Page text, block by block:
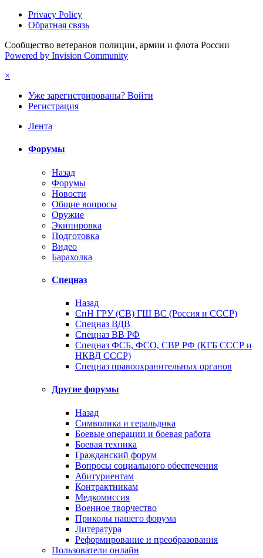
Privacy Policy
Обратная связь
Сообщество ветеранов полиции, армии и флота России
Powered by Invision Community
×
Уже зарегистрированы? Войти
Регистрация
Лента
Форумы
Назад
Форумы
Новости
Общие вопросы
Оружие
Экипировка
Подготовка
Видео
Барахолка
Спецназ
Назад
СпН ГРУ (СВ) ГШ ВС (Россия и СССР)
Спецназ ВДВ
Спецназ ВВ РФ
Спецназ ФСБ, ФСО, СВР РФ (КГБ СССР и
НКВД СССР)
Спецназ правоохранительных органов
Другие форумы
Назад
Символика и геральдика
Боевые операции и боевая работа
Боевая техника
Гражданский форум
Вопросы социального обеспечения
Абитуриентам
Контрактникам
Медкомиссия
Военное творчество
Приколы нашего форума
Литература
Реформирование и преобразования
Пользователи онлайн